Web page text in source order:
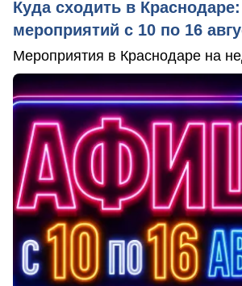
Куда сходить в
мероприятий с 10 по 16
Мероприятия в Краснодаре на